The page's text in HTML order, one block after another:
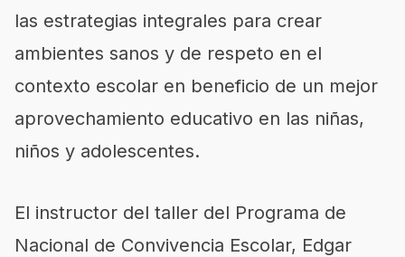
las estrategias integrales para crear
ambientes sanos y de respeto en el
contexto escolar en beneficio de un mejor
aprovechamiento educativo en las niñas,
niños y adolescentes.
El instructor del taller del Programa de
Nacional de Convivencia Escolar, Edgar